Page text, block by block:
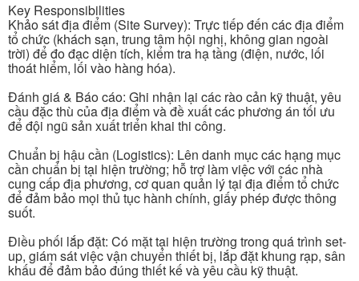
Key Responsibilities
Khảo sát địa điểm (Site Survey): Trực tiếp đến các địa điểm
tổ chức (khách sạn, trung tâm hội nghị, không gian ngoài
trời) để đo đạc diện tích, kiểm tra hạ tầng (điện, nước, lối
thoát hiểm, lối vào hàng hóa).
Đánh giá & Báo cáo: Ghi nhận lại các rào cản kỹ thuật, yêu
cầu đặc thù của địa điểm và đề xuất các phương án tối ưu
để đội ngũ sản xuất triển khai thi công.
Chuẩn bị hậu cần (Logistics): Lên danh mục các hạng mục
cần chuẩn bị tại hiện trường; hỗ trợ làm việc với các nhà
cung cấp địa phương, cơ quan quản lý tại địa điểm tổ chức
để đảm bảo mọi thủ tục hành chính, giấy phép được thông
suốt.
Điều phối lắp đặt: Có mặt tại hiện trường trong quá trình set-
up, giám sát việc vận chuyển thiết bị, lắp đặt khung rạp, sân
khấu để đảm bảo đúng thiết kế và yêu cầu kỹ thuật.